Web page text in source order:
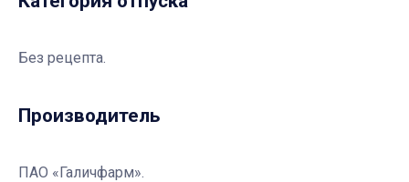
Без рецепта.
Производитель
ПАО «Галичфарм».